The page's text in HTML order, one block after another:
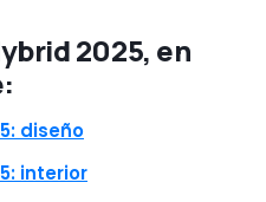
2025, en
diseño
interior